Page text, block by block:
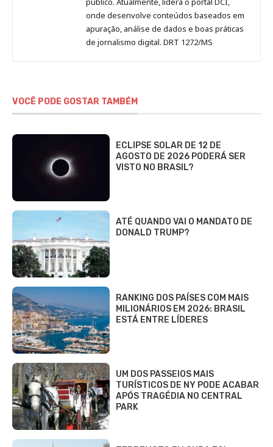
onde desenvolve conteúdos baseados em
apuração, análise de dados e boas práticas
de jornalismo digital. DRT 1272/MS
VOCÊ PODE GOSTAR TAMBÉM
ECLIPSE SOLAR DE 12 DE
AGOSTO DE 2026 PODERÁ SER
VISTO NO BRASIL?
ATÉ QUANDO VAI O MANDATO DE
DONALD TRUMP?
RANKING DOS PAÍSES COM MAIS
MILIONÁRIOS EM 2026: BRASIL
ESTÁ ENTRE LÍDERES
UM DOS PASSEIOS MAIS
TURÍSTICOS DE NY PODE ACABAR
APÓS TRAGÉDIA NO CENTRAL
PARK